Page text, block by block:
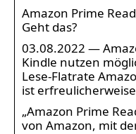
Amazon Prime
Geht das?
03.08.2022 —
Kindle nutzen
Lese-Flatrate
ist
„Amazon Prime
von Amazon, mit